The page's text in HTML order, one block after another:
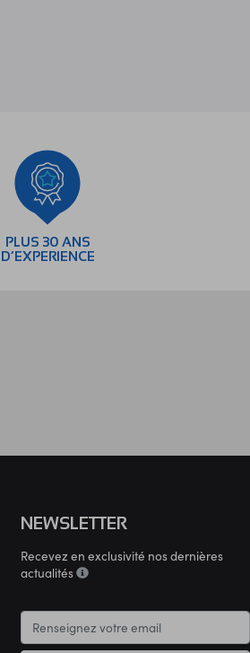
PLUS 30 ANS
D’EXPERIENCE
NEWSLETTER
Recevez en exclusivité nos dernières
actualités